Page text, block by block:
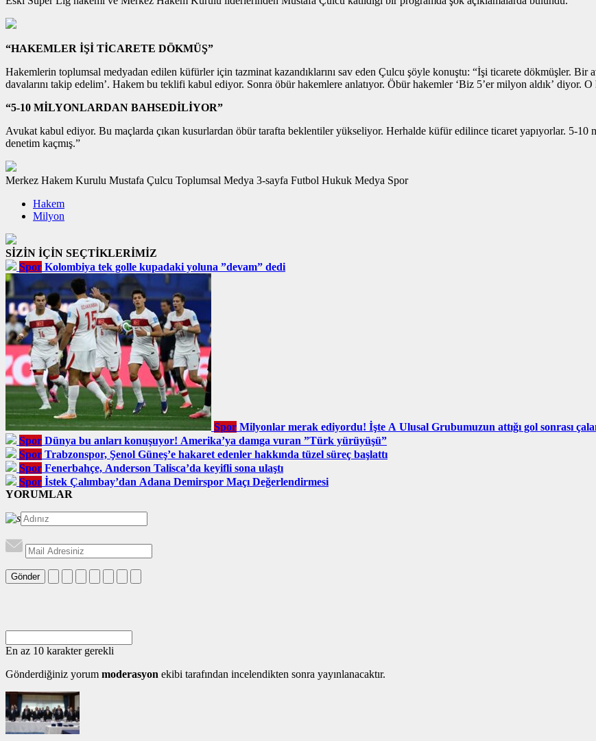
“HAKEMLER İŞİ TİCARETE DÖKMÜŞ”
Hakemlerin toplumsal medyadan edilen küfürler için tazminat kazandıklarını sav eden Çulcu şöyle konuştu: “İşi ticarete dökmüşler.
davalarını takip edelim’. Hakem bu teklifi kabul ediyor. Sonra öbür hakemlere anlatıyor. Öbür hakemler ‘Biz 5’er milyon aldık’ diyor.
“5-10 MİLYONLARDAN BAHSEDİLİYOR”
Avukat kabul ediyor. Bu maçlarda çıkan kusurlardan öbür tarafta beklentiler yükseliyor. Herhalde küfür edilince ticaret yapıyorlar. 5-
denetim kaçmış.”
Merkez Hakem Kurulu Mustafa Çulcu Toplumsal Medya 3-sayfa Futbol Hukuk Medya Spor
Hakem
Milyon
SİZİN İÇİN SEÇTİKLERİMİZ
Spor Kolombiya tek golle kupadaki yoluna ”devam” dedi
Spor Milyonlar merak ediyordu! İşte A Ulusal Grubumuzun attığı gol sonrası
Spor Dünya bu anları konuşuyor! Amerika’ya damga vuran ”Türk yürüyüşü”
Spor Trabzonspor, Şenol Güneş’e hakaret edenler hakkında tüzel süreç başlattı
Spor Fenerbahçe, Anderson Talisca’da keyifli sona ulaştı
Spor İstek Çalımbay’dan Adana Demirspor Maçı Değerlendirmesi
YORUMLAR
Gönder
En az 10 karakter gerekli
Gönderdiğiniz yorum moderasyon ekibi tarafından incelendikten sonra yayınlanacaktır.